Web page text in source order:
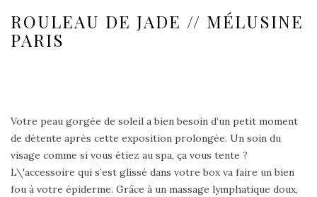
ROULEAU DE JADE // MÉLUSINE
PARIS
Votre peau gorgée de soleil a bien besoin d’un petit moment
de détente après cette exposition prolongée. Un soin du
visage comme si vous étiez au spa, ça vous tente ?
L\'accessoire qui s’est glissé dans votre box va faire un bien
fou à votre épiderme. Grâce à un massage lymphatique doux,